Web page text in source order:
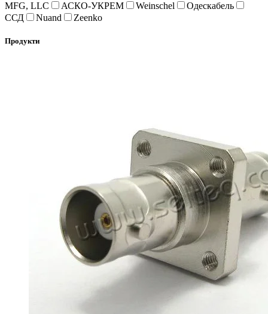
MFG, LLC
АСКО-УКРЕМ Weinschel
Одескабель
ССД
Nuand Zeenko
Продукти